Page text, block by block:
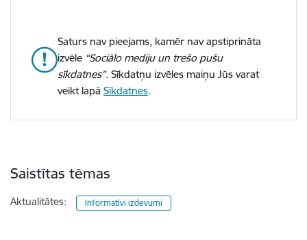
Saturs nav pieejams, kamēr nav apstiprināta
izvēle “Sociālo mediju un trešo pušu
sīkdatnes”. Sīkdatņu izvēles maiņu Jūs varat
veikt lapā Sīkdatnes.
Saistītas tēmas
Aktualitātes: Informatīvi izdevumi